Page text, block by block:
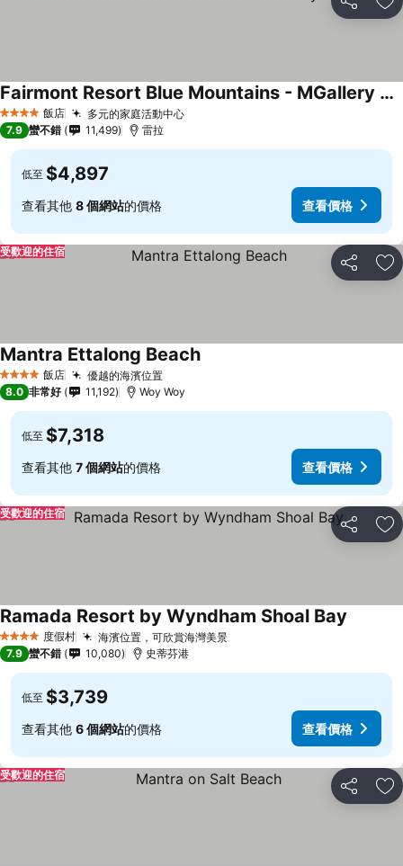
分享 加
4 星級 飯店 多元的家庭活動中心
Fairmont Resort Blue Mountains - MGallery Collection
7.9 蠻不錯 11,499 雷拉
低至 $4,897
查看其他 8 個網站的價格 查看價格
分享 加
受歡迎的住宿
4 星級 飯店 優越的海濱位置
Mantra Ettalong Beach
8.0 非常好 11,192 Woy Woy
低至 $7,318
查看其他 7 個網站的價格 查看價格
分享 加
受歡迎的住宿
4 星級 度假村 海濱位置，可欣賞海灣美景
Ramada Resort by Wyndham Shoal Bay
7.9 蠻不錯 10,080 史蒂芬港
低至 $3,739
查看其他 6 個網站的價格 查看價格
分享 加
受歡迎的住宿